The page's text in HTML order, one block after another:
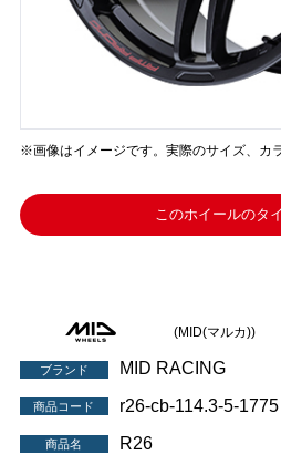
※画像はイメージです。実際のサイズ、カ
このホイールのタ
(MID(マルカ))
ブランド MID RACING
商品コード r26-cb-114.3-5-1775
商品名 R26